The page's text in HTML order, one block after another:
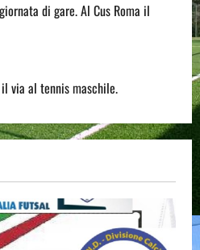
di gare. Al Cus Roma il
via al tennis maschile.